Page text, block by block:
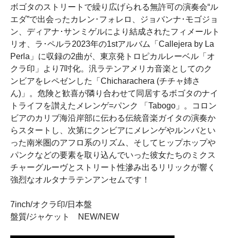
ボゴタのストリートで繰り広げられる無許可の演奏会“ル
エダ”で出会ったカレン･フォレロ、ジョバンナ･モゴジョ
ン、ディアナ･サンミゲルにより結成されたフィメールト
リオ、ラ･ペルラ2023年の1stアルバム「Callejera by La
Perla」に収録の2曲が、東京発トロピカルレーベル「オ
クラ印」より7吋化。汎ラテンアメリカ音楽としてのク
ンビアをレペゼンした「Chicharachera (チチャ姉さ
ん)」。危険と歓喜が隣り合わせて同居するボゴタのナイ
トライフを讃えたメレンゲ=パンク 「Tabogo」。コロン
ビアのカリブ海沿岸部に伝わる伝統音楽ガイタの演奏か
らスタートし、次第にクンビアにメレンゲやルンバとい
った南米圏のアフロ系のリズム、そしてヒップホップや
パンクなどの要素を取り込んでいった彼女たちのミクス
チャーグルーヴとストリート性滲み出るリリックが響く
強烈なオルタナラテンアンセムです！
7inch/オクラ印/日本盤
盤質/ジャケット NEW/NEW